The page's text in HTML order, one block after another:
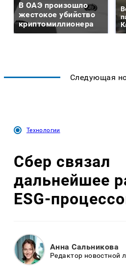
В ОАЭ произошло
жестокое убийство
криптомиллионера
Следующая
Технологии
Сбер связал
дальнейшее
ESG-
Анна Сальникова
Редактор новостной